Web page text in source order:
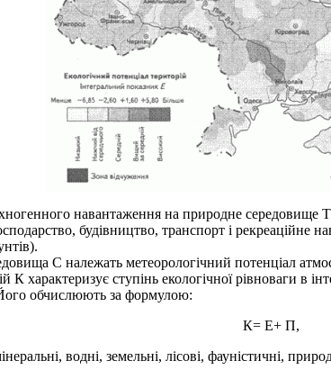
навантаження на природне середовище
будівництво, транспорт і рекреаційне
С належать метеорологічний потенціал
характеризує ступінь екологічної рівноваги в
обчислюють за формулою:
К= Е+ П,
водні, земельні, лісові, фауністичні,